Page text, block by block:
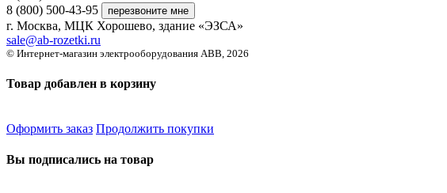
8 (800) 500-43-95
г. Москва, МЦК Хорошево, здание «ЭЗСА»
sale@ab-rozetki.ru
© Интернет-магазин электрооборудования ABB, 2026
Товар добавлен в корзину
Оформить заказ Продолжить покупки
Вы подписались на товар